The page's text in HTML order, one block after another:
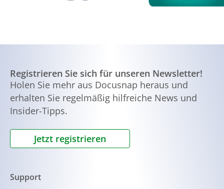
Registrieren Sie sich für unseren Newsletter!
Holen Sie mehr aus Docusnap heraus und
erhalten Sie regelmäßig hilfreiche News und
Insider-Tipps.
Jetzt registrieren
Support